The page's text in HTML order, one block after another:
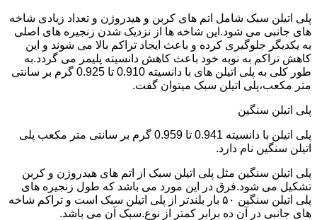
پلی اتیلن سبک شامل اتم های کربن و هیدروژن و تعداد زیادی شاخه
های جانبی می شود.این شاخه ها از نزدیک شدن زنجیره های اصلی
به یکدیگر جلوگیری کرده و باعث ایجاد تراکم بالا می شوند و این
کاهش تراکم به نوبه خود باعث کاهش دانسیته پلیمر می گردد.به
طور کلی به پلی اتیلن های با دانسیته 0.910 تا 0.925 گرم بر سانتی
متر مکعب،پلی اتیلن سبک میتوان گفت.
پلی اتیلن سنگین
پلی اتیلن با دانسیته 0.941 تا 0.959 گرم بر سانتی متر مکعب پلی
اتیلن سنگین نام دارد.
پلی اتیلن سنگین مثل پلی اتیلن سبک از اتم های هیدروژن و کربن
تشکیل می شود.فرق در این مورد می باشد که طول زنجیره های
پلی اتیلن سنگین ۵۰ بار بلندتر از پلی اتیلن سبک است و تراکم شاخه
های جانبی در آن ده برابر کمتر از نوع.سبک آن می باشد.